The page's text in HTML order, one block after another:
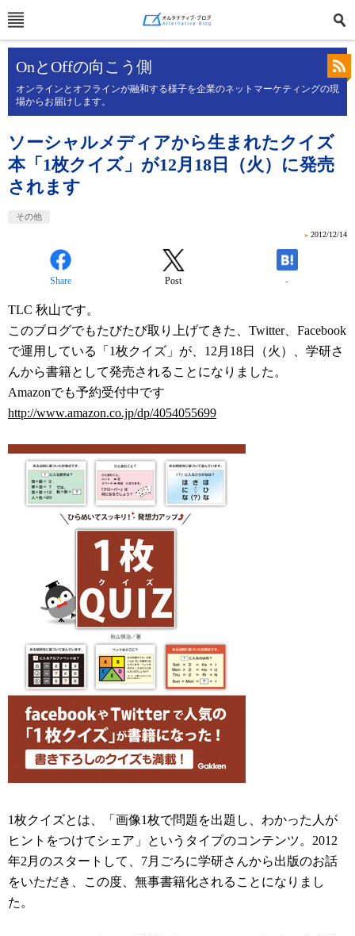
OnとOffの向こう側
オンラインとオフラインが融和する様子を企業のネットマーケティングの現
場からお届けします。
ソーシャルメディアから生まれたクイズ
本「1枚クイズ」が12月18日（火）に発売
されます
その他
» 2012/12/14
Share Post -
TLC 秋山です。
このブログでもたびたび取り上げてきた、Twitter、Facebook
で運用している「1枚クイズ」が、12月18日（火）、学研さ
んから書籍として発売されることになりました。
Amazonでも予約受付中です
http://www.amazon.co.jp/dp/4054055699
1枚クイズとは、「画像1枚で問題を出題し、わかった人が
ヒントをつけてシェア」というタイプのコンテンツ。2012
年2月のスタートして、7月ごろに学研さんから出版のお話
をいただき、この度、無事書籍化されることになりまし
た。